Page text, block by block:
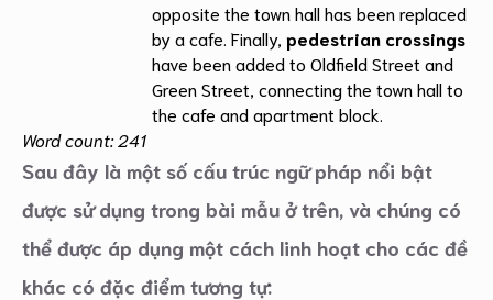
opposite the town hall has been replaced
by a cafe. Finally, pedestrian crossings
have been added to Oldfield Street and
Green Street, connecting the town hall to
the cafe and apartment block.
Word count: 241
Sau đây là một số cấu trúc ngữ pháp nổi bật
được sử dụng trong bài mẫu ở trên, và chúng có
thể được áp dụng một cách linh hoạt cho các đề
khác có đặc điểm tương tự: